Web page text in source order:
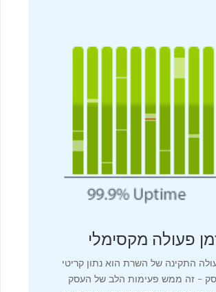
פעולה מקסימלי
התקינה של השרת הוא נתון קריטי
– זה ממש פעימות הלב של העסק